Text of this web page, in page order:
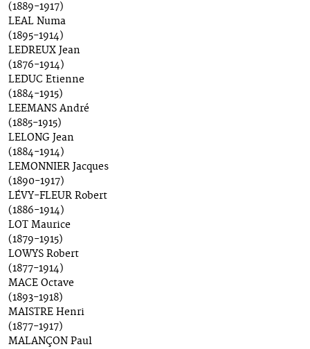
(1889-1917)
LEAL Numa
(1895-1914)
LEDREUX Jean
(1876-1914)
LEDUC Etienne
(1884-1915)
LEEMANS André
(1885-1915)
LELONG Jean
(1884-1914)
LEMONNIER Jacques
(1890-1917)
LÉVY-FLEUR Robert
(1886-1914)
LOT Maurice
(1879-1915)
LOWYS Robert
(1877-1914)
MACE Octave
(1893-1918)
MAISTRE Henri
(1877-1917)
MALANÇON Paul